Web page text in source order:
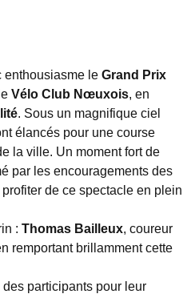
enthousiasme leGrand Prix
Vélo Club Nœuxois, en
. Sous un magnifique ciel
élancés pour une course
la ville. Un moment fort de
par les encouragements des
de ce spectacle en plein
:Thomas Bailleux, coureur
remportant brillamment cette
participants pour leur